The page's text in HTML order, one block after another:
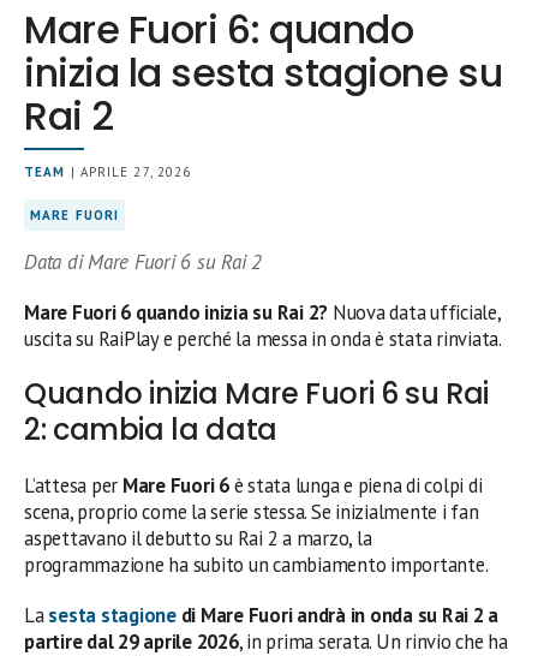
Mare Fuori 6: quando
inizia la sesta stagione su
Rai 2
TEAM | APRILE 27, 2026
MARE FUORI
Data di Mare Fuori 6 su Rai 2
Mare Fuori 6 quando inizia su Rai 2? Nuova data ufficiale,
uscita su RaiPlay e perché la messa in onda è stata rinviata.
Quando inizia Mare Fuori 6 su Rai
2: cambia la data
L’attesa per Mare Fuori 6è stata lunga e piena di colpi di
scena, proprio come la serie stessa. Se inizialmente i fan
aspettavano il debutto su Rai 2 a marzo, la
programmazione ha subito un cambiamento importante.
Lasesta stagionedi Mare Fuori andrà in onda su Rai 2 a
partire dal 29 aprile 2026, in prima serata. Un rinvio che ha